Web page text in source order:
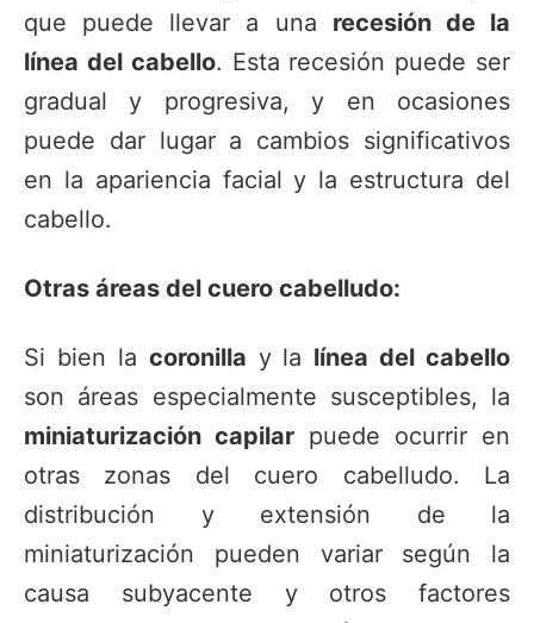
que puede llevar a una recesión de la
línea del cabello. Esta recesión puede ser
gradual y progresiva, y en ocasiones
puede dar lugar a cambios significativos
en la apariencia facial y la estructura del
cabello.
Otras áreas del cuero cabelludo:
Si bien la coronilla y la línea del cabello
son áreas especialmente susceptibles, la
miniaturización capilar puede ocurrir en
otras zonas del cuero cabelludo. La
distribución y extensión de la
miniaturización pueden variar según la
causa subyacente y otros factores